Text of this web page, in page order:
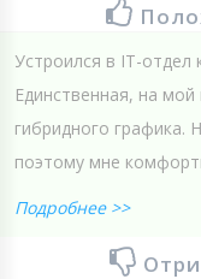
Устроился в IT-отдел
Единственная, на
гибридного
поэтому мне
Подробнее >>